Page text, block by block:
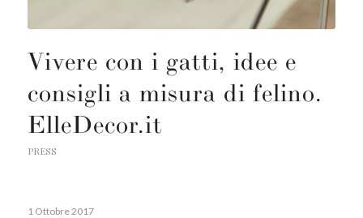
Vivere con i gatti, idee e
consigli a misura di felino.
ElleDecor.it
PRESS
1 Ottobre 2017